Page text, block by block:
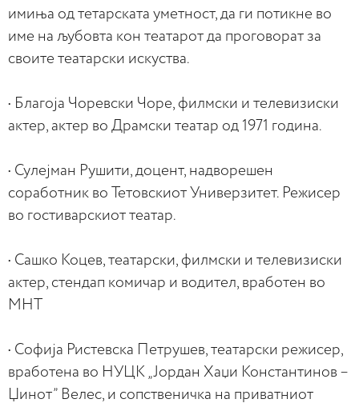
имиња од тетарската уметност, да ги потикне во
име на љубовта кон театарот да проговорат за
своите театарски искуства.
• Благоја Чоревски Чоре, филмски и телевизиски
актер, актер во Драмски театар од 1971 година.
• Сулејман Рушити, доцент, надворешен
соработник во Тетовскиот Универзитет. Режисер
во гостиварскиот театар.
• Сашко Коцев, театарски, филмски и телевизиски
актер, стендап комичар и водител, вработен во
МНТ
• Софија Ристевска Петрушев, театарски режисер,
вработена во НУЦК „Јордан Хаџи Константинов –
Џинот” Велес, и сопственичка на приватниот